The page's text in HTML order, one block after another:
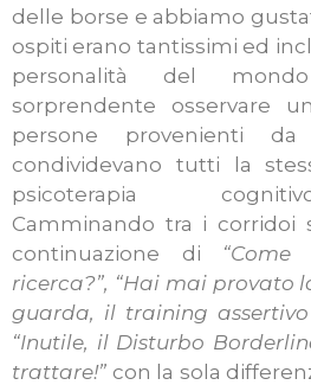
delle borse e abbiamo
ospiti erano tantissimi ed
personalità del
sorprendente osservare
persone provenienti
condividevano tutti la
psicoterapia cognitivo-
Camminando tra i corridoi
continuazione di
ricerca?”, “Hai mai provato
guarda, il training
“Inutile, il Disturbo
trattare!” con la sola